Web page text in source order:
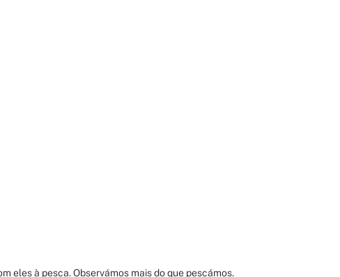
eles à pesca. Observámos mais do que pescámos.